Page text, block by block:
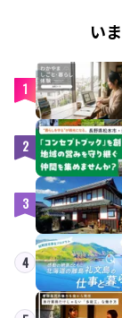
い
1
2
3
4